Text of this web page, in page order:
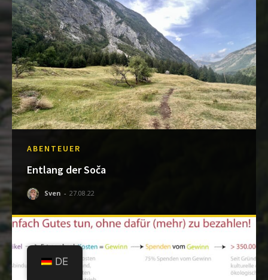
ABENTEUER
Entlang der Soča
Sven - 27.08.22
DE